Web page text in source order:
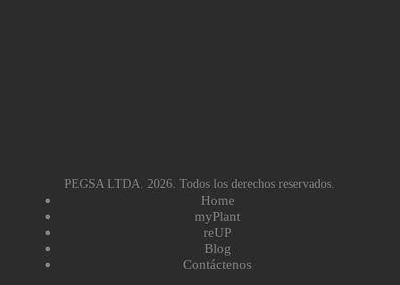
PEGSA LTDA. 2026. Todos los derechos reservados.
Home
myPlant
reUP
Blog
Contáctenos